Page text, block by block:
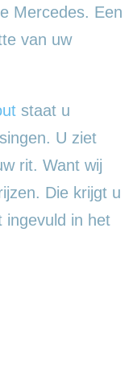
Mercedes. Een
van uw
staat u
U ziet
rit. Want wij
Die krijgt u
ingevuld in het